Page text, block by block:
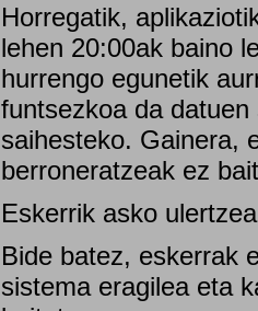
Horregatik,
lehen 20:00ak baino
hurrengo egunetik
funtsezkoa da
saihesteko. Gainera,
berroneratzeak ez
Eskerrik asko
Bide batez, eskerrak
sistema eragilea eta